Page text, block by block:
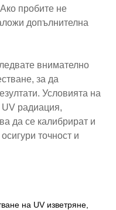
пробите не
допълнителна
внимателно
за да
Условията на
UV радиация,
да се калибрират и
точност и
на UV изветряне,